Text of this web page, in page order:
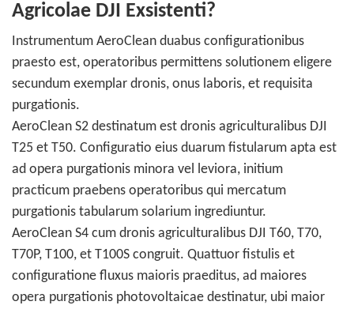
Agricolae DJI Exsistenti?
Instrumentum AeroClean duabus configurationibus
praesto est, operatoribus permittens solutionem eligere
secundum exemplar dronis, onus laboris, et requisita
purgationis.
AeroClean S2 destinatum est dronis agriculturalibus DJI
T25 et T50. Configuratio eius duarum fistularum apta est
ad opera purgationis minora vel leviora, initium
practicum praebens operatoribus qui mercatum
purgationis tabularum solarium ingrediuntur.
AeroClean S4 cum dronis agriculturalibus DJI T60, T70,
T70P, T100, et T100S congruit. Quattuor fistulis et
configuratione fluxus maioris praeditus, ad maiores
opera purgationis photovoltaicae destinatur, ubi maior